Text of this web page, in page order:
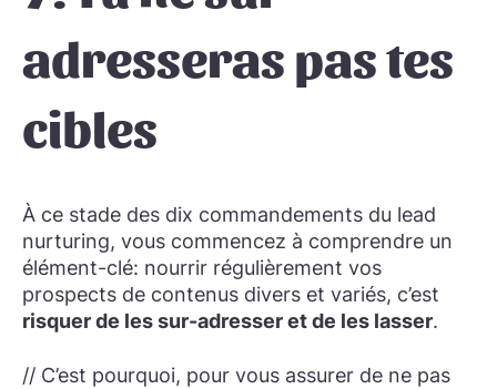
adresseras pas tes
cibles
À ce stade des dix commandements du lead
nurturing, vous commencez à comprendre un
élément-clé: nourrir régulièrement vos
prospects de contenus divers et variés, c’est
risquer de les sur-adresser et de les lasser.
// C’est pourquoi, pour vous assurer de ne pas